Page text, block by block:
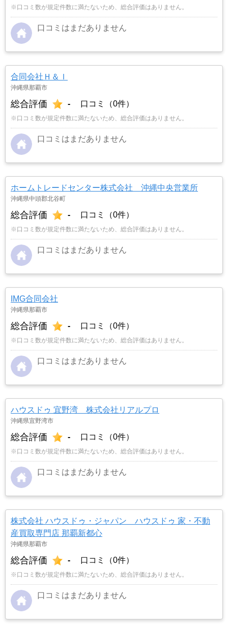
※口コミ数が規定件数に満たないため、総合評価はありません。
口コミはまだありません
合同会社Ｈ＆Ｉ
沖縄県那覇市
総合評価 - 口コミ（0件）
※口コミ数が規定件数に満たないため、総合評価はありません。
口コミはまだありません
ホームトレードセンター株式会社 沖縄中央営業所
沖縄県中頭郡北谷町
総合評価 - 口コミ（0件）
※口コミ数が規定件数に満たないため、総合評価はありません。
口コミはまだありません
IMG合同会社
沖縄県那覇市
総合評価 - 口コミ（0件）
※口コミ数が規定件数に満たないため、総合評価はありません。
口コミはまだありません
ハウスドゥ 宜野湾 株式会社リアルプロ
沖縄県宜野湾市
総合評価 - 口コミ（0件）
※口コミ数が規定件数に満たないため、総合評価はありません。
口コミはまだありません
株式会社 ハウスドゥ・ジャパン ハウスドゥ 家・不動
産買取専門店 那覇新都心
沖縄県那覇市
総合評価 - 口コミ（0件）
※口コミ数が規定件数に満たないため、総合評価はありません。
口コミはまだありません